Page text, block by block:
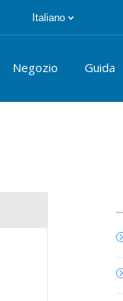
Italiano
Negozio Guida